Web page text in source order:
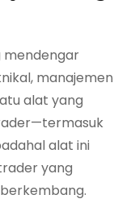
mendengar
manajemen
alat yang
alat ini
yang